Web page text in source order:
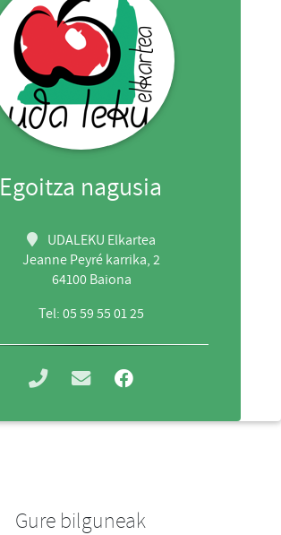
Egoitza nagusia
UDALEKU Elkartea
Jeanne Peyré karrika, 2
64100 Baiona
Tel: 05 59 55 01 25
Gure bilguneak